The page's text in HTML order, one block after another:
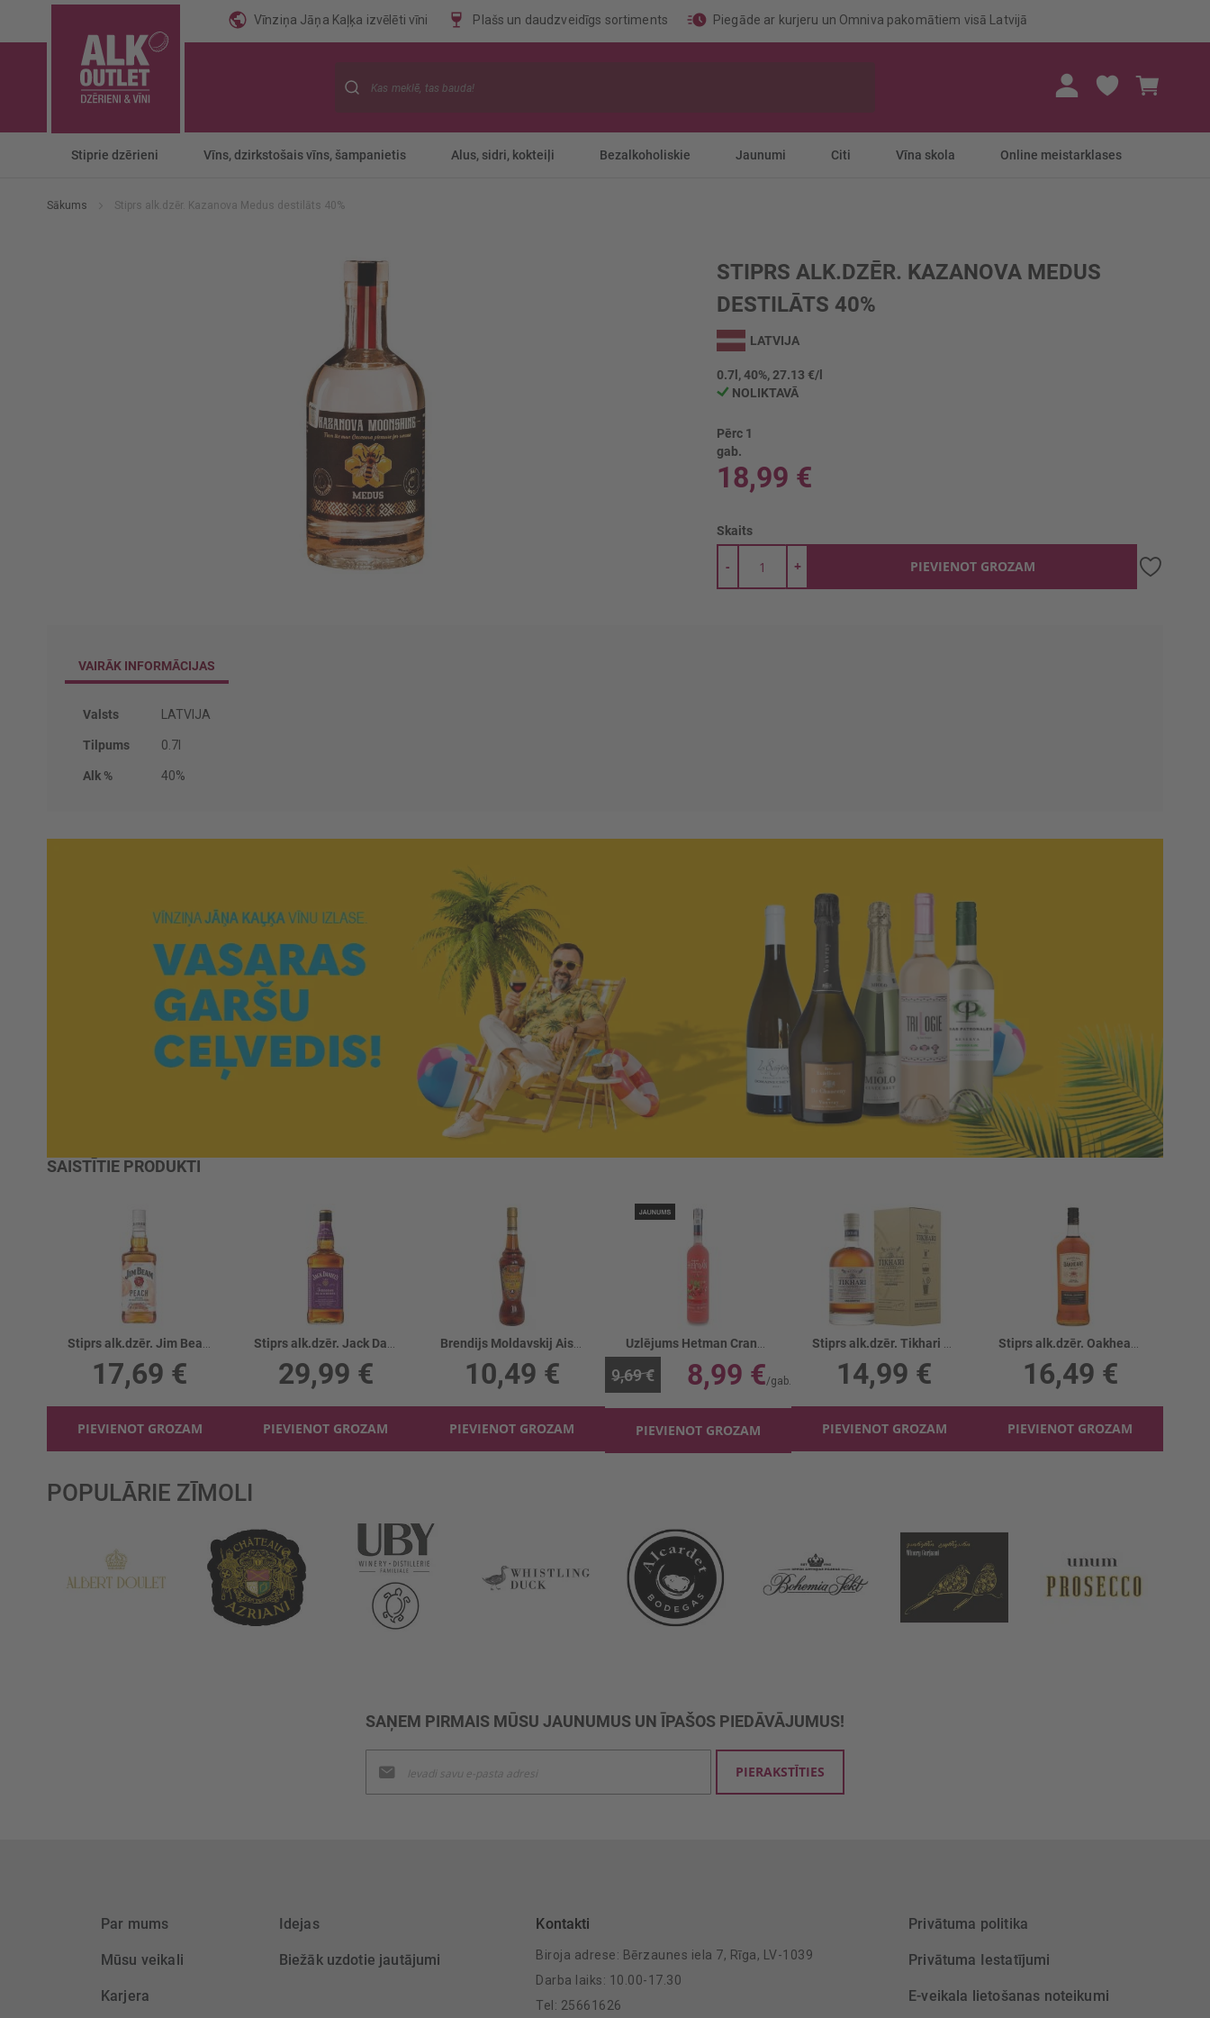
Vīnziņa Jāņa Kaļķa izvēlēti vīni Plašs un daudzveidīgs sortiments Piegāde ar kurjeru un Omniva pakomātiem visā Latvijā
Stiprie dzērieni Vīns, dzirkstošais vīns, šampanietis Alus, sidri, kokteiļi Bezalkoholiskie Jaunumi Citi Vīna skola Online meistarklases
Sākums Stiprs alk.dzēr. Kazanova Medus destilāts 40%
STIPRS ALK.DZĒR. KAZANOVA MEDUS
DESTILĀTS 40%
sākumu
LATVIJA
0.7l, 40%, 27.13 €/l
NOLIKTAVĀ
Pērc 1
gab.
18,99 €
Skaits
+
- PIEVIENOT GROZAM
VAIRĀK INFORMĀCIJAS
Vairāk
Valsts LATVIJA
Tilpums 0.7l
Alk % 40%
SAISTĪTIE PRODUKTI
Stiprs alk.dzēr. Jim Beam Peach 32.5%
17,69 €
PIEVIENOT GROZAM
Stiprs alk.dzēr. Jack Daniels Blackberry 35%
29,99 €
PIEVIENOT GROZAM
Brendijs Moldavskij Aist 38%
10,49 €
PIEVIENOT GROZAM
Uzlējums Hetman Cranberry 38%
9,69 € 8,99 €
PIEVIENOT GROZAM
Stiprs alk.dzēr. Tikhari 40%
14,99 €
PIEVIENOT GROZAM
Stiprs alk.dzēr. Oakheart Spiced 32.5%
16,49 €
PIEVIENOT GROZAM
POPULĀRIE ZĪMOLI
SAŅEM PIRMAIS MŪSU JAUNUMUS UN ĪPAŠOS PIEDĀVĀJUMUS!
jaunumu
saņemšanai:
PIERAKSTĪTIES
Par mums
Mūsu veikali
Karjera
Idejas
Biežāk uzdotie jautājumi
Kontakti
Biroja adrese: Bērzaunes iela 7, Rīga, LV-1039
Darba laiks: 10.00-17.30
Tel: 25661626
Privātuma politika
Privātuma Iestatījumi
E-veikala lietošanas noteikumi